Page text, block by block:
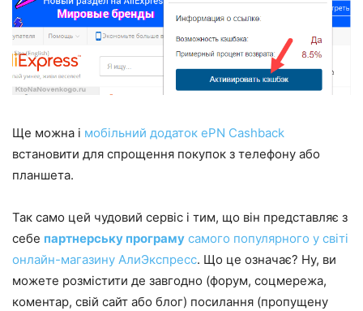
Ще можна і мобільний додаток ePN Cashback
встановити для спрощення покупок з телефону або
планшета.
Так само цей чудовий сервіс і тим, що він представляє з
себе партнерську програму самого популярного у світі
онлайн-магазину АлиЭкспресс. Що це означає? Ну, ви
можете розмістити де завгодно (форум, соцмережа,
коментар, свій сайт або блог) посилання (пропущену